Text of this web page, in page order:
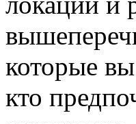
которые
кто